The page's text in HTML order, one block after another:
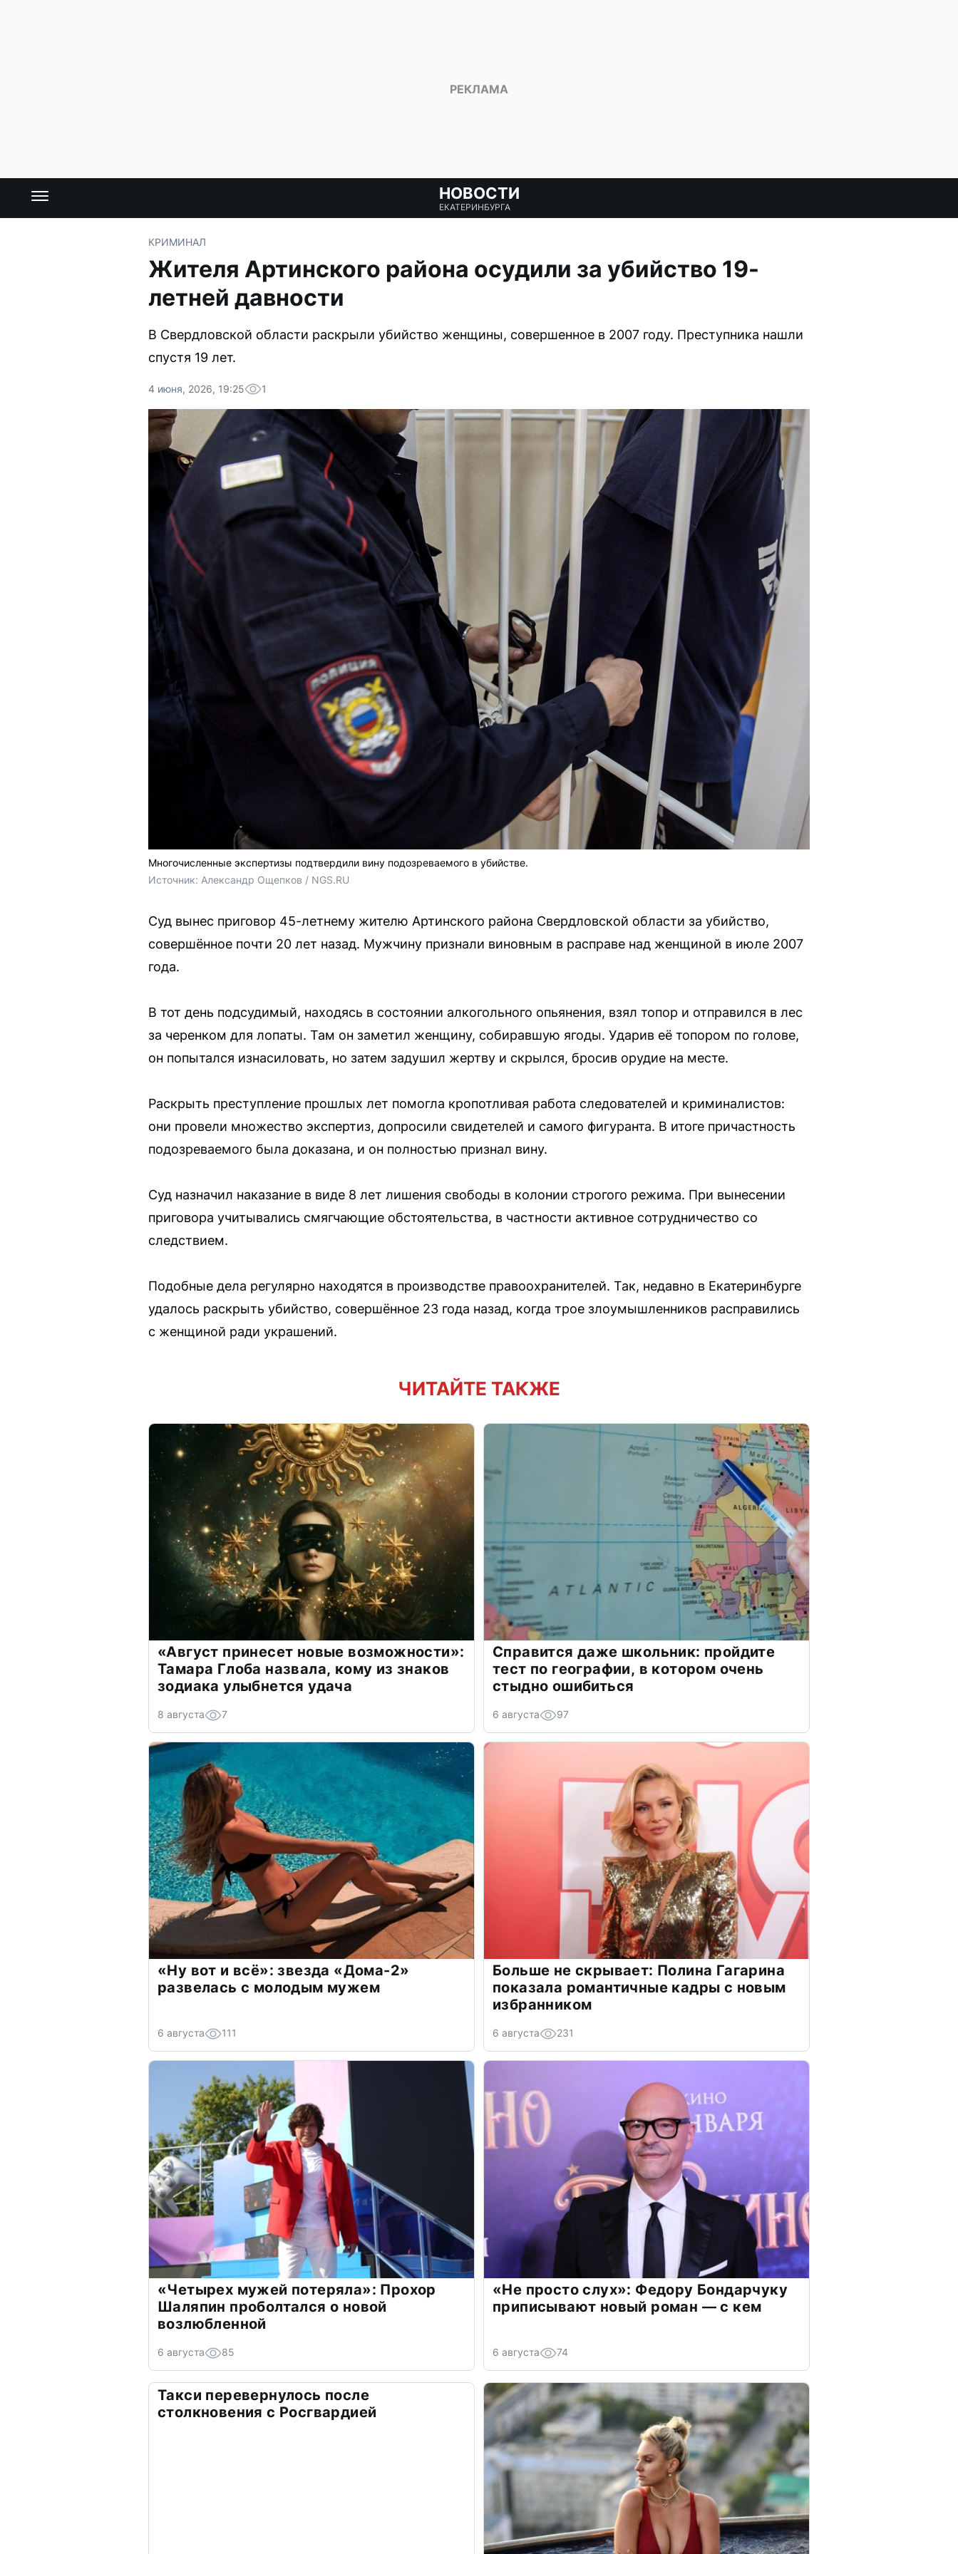
НОВОСТИ
ЕКАТЕРИНБУРГА
КРИМИНАЛ
Жителя Артинского района осудили за убийство 19-
летней давности
В Свердловской области раскрыли убийство женщины, совершенное в 2007 году. Преступника нашли
спустя 19 лет.
4 июня, 2026, 19:25 1
Многочисленные экспертизы подтвердили вину подозреваемого в убийстве.
Источник: Александр Ощепков / NGS.RU
Суд вынес приговор 45-летнему жителю Артинского района Свердловской области за убийство,
совершённое почти 20 лет назад. Мужчину признали виновным в расправе над женщиной в июле 2007
года.
В тот день подсудимый, находясь в состоянии алкогольного опьянения, взял топор и отправился в лес
за черенком для лопаты. Там он заметил женщину, собиравшую ягоды. Ударив её топором по голове,
он попытался изнасиловать, но затем задушил жертву и скрылся, бросив орудие на месте.
Раскрыть преступление прошлых лет помогла кропотливая работа следователей и криминалистов:
они провели множество экспертиз, допросили свидетелей и самого фигуранта. В итоге причастность
подозреваемого была доказана, и он полностью признал вину.
Суд назначил наказание в виде 8 лет лишения свободы в колонии строгого режима. При вынесении
приговора учитывались смягчающие обстоятельства, в частности активное сотрудничество со
следствием.
Подобные дела регулярно находятся в производстве правоохранителей. Так, недавно в Екатеринбурге
удалось раскрыть убийство, совершённое 23 года назад, когда трое злоумышленников расправились
с женщиной ради украшений.
ЧИТАЙТЕ ТАКЖЕ
«Август принесет новые возможности»:
Тамара Глоба назвала, кому из знаков
зодиака улыбнется удача
8 августа 7
Справится даже школьник: пройдите
тест по географии, в котором очень
стыдно ошибиться
6 августа 97
«Ну вот и всё»: звезда «Дома-2»
развелась с молодым мужем
6 августа 111
Больше не скрывает: Полина Гагарина
показала романтичные кадры с новым
избранником
6 августа 231
«Четырех мужей потеряла»: Прохор
Шаляпин проболтался о новой
возлюбленной
6 августа 85
«Не просто слух»: Федору Бондарчуку
приписывают новый роман — с кем
6 августа 74
Такси перевернулось после
столкновения с Росгвардией